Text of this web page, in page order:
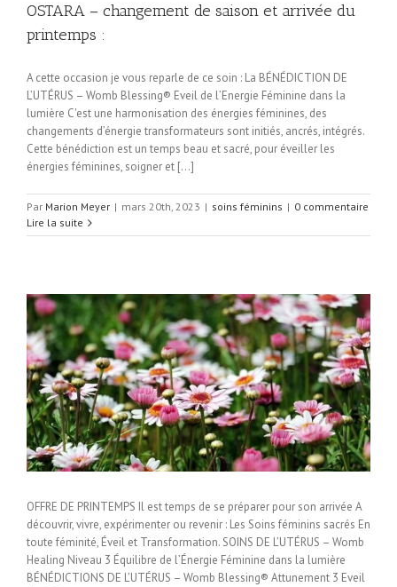
OSTARA – changement de saison et arrivée du
printemps :
A cette occasion je vous reparle de ce soin : La BÉNÉDICTION DE
L’UTÉRUS – Womb Blessing® Eveil de l’Energie Féminine dans la
lumière C'est une harmonisation des énergies féminines, des
changements d’énergie transformateurs sont initiés, ancrés, intégrés.
Cette bénédiction est un temps beau et sacré, pour éveiller les
énergies féminines, soigner et [...]
Par Marion Meyer | mars 20th, 2023 | soins féminins | 0 commentaire
Lire la suite
OFFRE DE PRINTEMPS Il est temps de se préparer pour son arrivée A
découvrir, vivre, expérimenter ou revenir : Les Soins féminins sacrés En
toute féminité, Éveil et Transformation. SOINS DE L’UTÉRUS – Womb
Healing Niveau 3 Équilibre de l’Énergie Féminine dans la lumière
BÉNÉDICTIONS DE L’UTÉRUS – Womb Blessing® Attunement 3 Eveil